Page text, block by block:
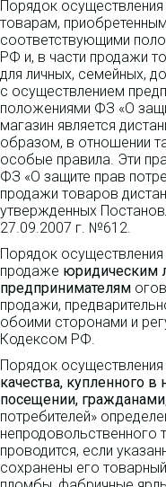
Порядок осуществления
товарам,
соответствующими
РФ и, в части продажи
для личных, семейных,
с осуществлением
положениями ФЗ «О
магазин является
образом, в отношении
особые правила. Эти
ФЗ «О защите прав
продажи товаров
утвержденных
27.09.2007 г. №612.
Порядок осуществления
продаже юридическим
предпринимателям
продажи,
обоими сторонами и
Кодексом РФ.
Порядок осуществления
качества, купленного
посещении, гражданами
потребителей»
непродовольственного
проводится, если
сохранены его